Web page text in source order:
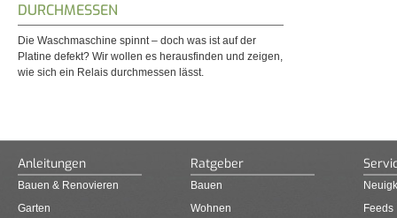
DURCHMESSEN
Die Waschmaschine spinnt – doch was ist auf der
Platine defekt? Wir wollen es herausfinden und zeigen,
wie sich ein Relais durchmessen lässt.
Anleitungen
Bauen & Renovieren
Garten
Ratgeber
Bauen
Wohnen
Feeds